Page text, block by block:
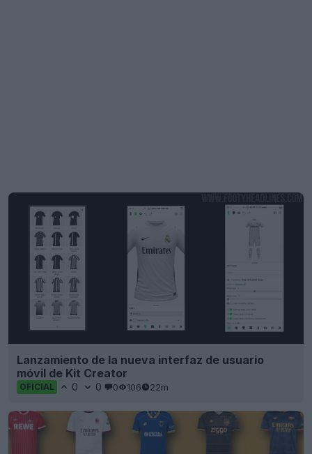
Lanzamiento de la nueva interfaz de usuario
móvil de Kit Creator
OFICIAL 0 0 0 106 22m